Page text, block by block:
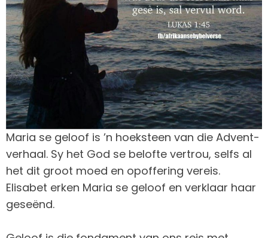
Maria se geloof is ’n hoeksteen van die Advent-
verhaal. Sy het God se belofte vertrou, selfs al
het dit groot moed en opoffering vereis.
Elisabet erken Maria se geloof en verklaar haar
geseënd.